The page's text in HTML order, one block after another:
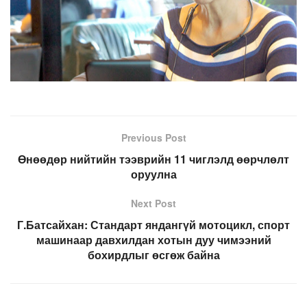
Previous Post
Өнөөдөр нийтийн тээврийн 11 чиглэлд өөрчлөлт
оруулна
Next Post
Г.Батсайхан: Стандарт яндангүй мотоцикл, спорт
машинаар давхилдан хотын дуу чимээний
бохирдлыг өсгөж байна